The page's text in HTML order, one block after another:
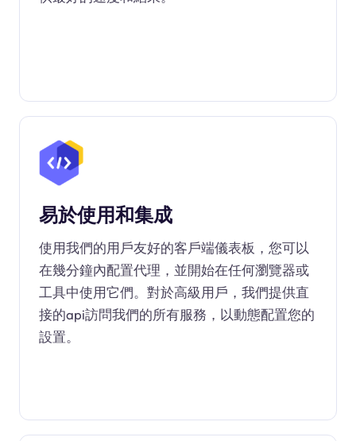
易於使用和集成
使用我們的用戶友好的客戶端儀表板，您可以
在幾分鐘內配置代理，並開始在任何瀏覽器或
工具中使用它們。對於高級用戶，我們提供直
接的api訪問我們的所有服務，以動態配置您的
設置。